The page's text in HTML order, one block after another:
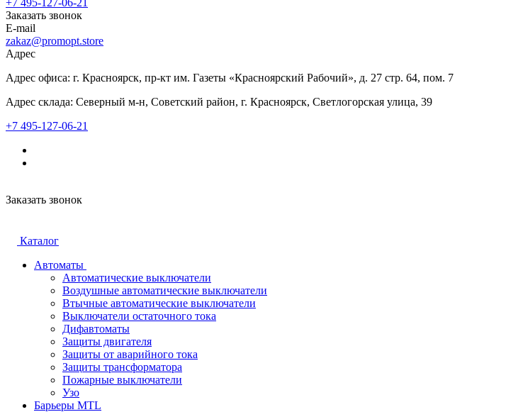
+7 495-127-06-21
Заказать звонок
E-mail
zakaz@promopt.store
Адрес
Адрес офиса: г. Красноярск, пр-кт им. Газеты «Красноярский Рабочий», д. 27 стр. 64, пом. 7
Адрес склада: Северный м-н, Советский район, г. Красноярск, Светлогорская улица, 39
+7 495-127-06-21
Заказать звонок
Каталог
Автоматы
Автоматические выключатели
Воздушные автоматические выключатели
Втычные автоматические выключатели
Выключатели остаточного тока
Дифавтоматы
Защиты двигателя
Защиты от аварийного тока
Защиты трансформатора
Пожарные выключатели
Узо
Барьеры MTL